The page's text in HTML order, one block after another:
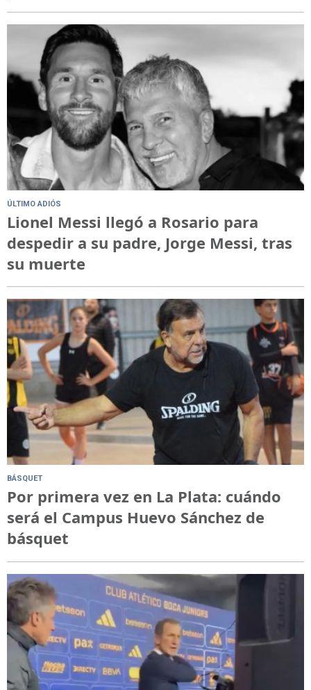
ÚLTIMO ADIÓS
Lionel Messi llegó a Rosario para
despedir a su padre, Jorge Messi, tras
su muerte
BÁSQUET
Por primera vez en La Plata: cuándo
será el Campus Huevo Sánchez de
básquet